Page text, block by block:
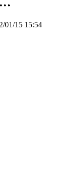
01/15 15:54